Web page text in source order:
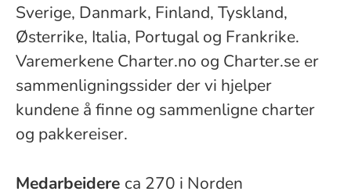
Sverige, Danmark, Finland, Tyskland,
Østerrike, Italia, Portugal og Frankrike.
Varemerkene Charter.no og Charter.se er
sammenligningssider der vi hjelper
kundene å finne og sammenligne charter
og pakkereiser.
Medarbeidere ca 270 i Norden